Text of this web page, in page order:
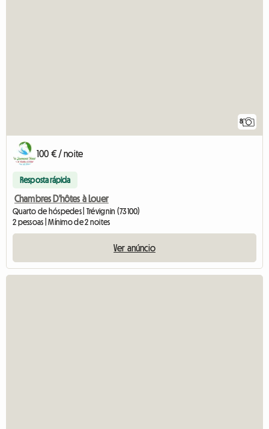
8
100 € / noite
Resposta rápida
Chambres D'hôtes à Louer
Quarto de hóspedes | Trévignin (73100)
2 pessoas | Mínimo de 2 noites
Ver anúncio